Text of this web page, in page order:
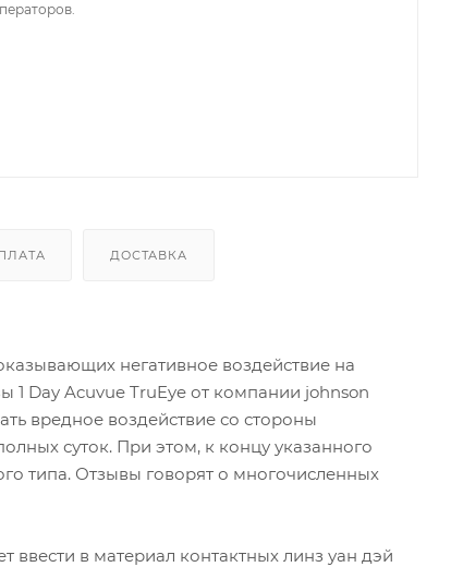
ДОСТАВКА
негативное воздействие на
1 Day Acuvue TruEye от компании johnson
вредное воздействие со стороны
суток. При этом, к концу указанного
типа. Отзывы говорят о многочисленных
ввести в материал контактных линз уан дэй